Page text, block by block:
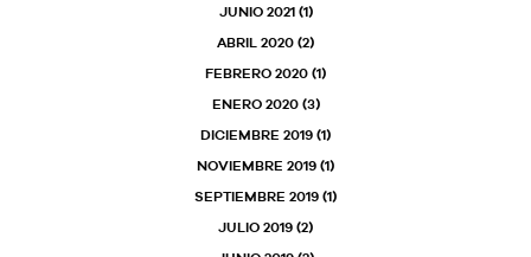
JUNIO 2021(1)
ABRIL 2020 (2)
FEBRERO 2020 (1)
ENERO 2020(3)
DICIEMBRE 2019 (1)
NOVIEMBRE 2019 (1)
SEPTIEMBRE 2019 (1)
JULIO 2019 (2)